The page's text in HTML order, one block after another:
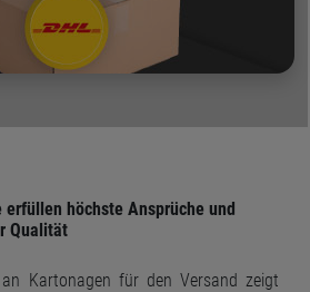
erfüllen höchste Ansprüche und
Qualität
Kartonagen für den Versand zeigt